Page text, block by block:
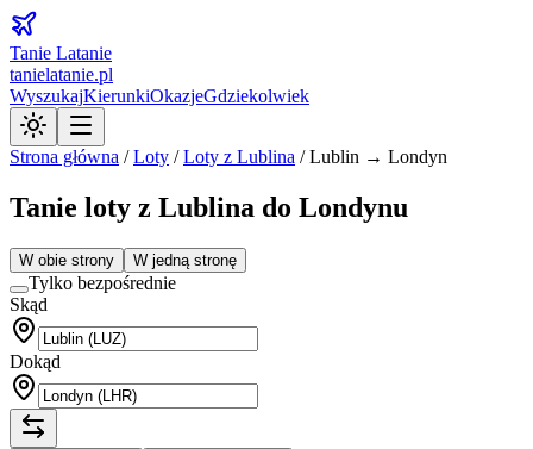
Tanie Latanie
tanielatanie.pl
WyszukajKierunkiOkazjeGdziekolwiek
Strona główna /Loty /Loty z Lublina /Lublin → Londyn
Tanie loty z Lublina do Londynu
W obie strony W jedną stronę
Tylko bezpośrednie
Skąd
Dokąd